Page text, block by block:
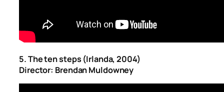
5. The ten steps (Irlanda, 2004)
Director: Brendan Muldowney